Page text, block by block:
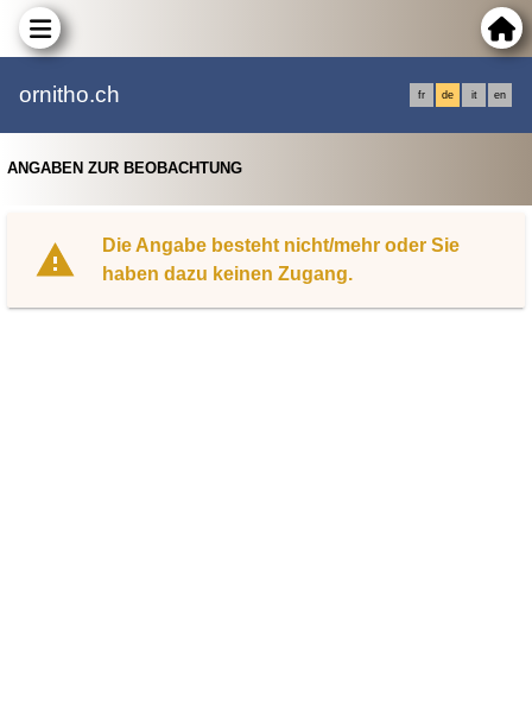
ornitho.ch fr de it en
ANGABEN ZUR BEOBACHTUNG
Die Angabe besteht nicht/mehr oder Sie
haben dazu keinen Zugang.